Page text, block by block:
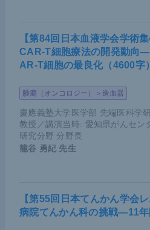
【第84回日本血液学会学術
CAR-T細胞療法の開発動向
AR-T細胞の最良化（4600字）
腫瘍（オンコロジー）＞造血器
慶應義塾大学医学部 先端医科学
教授／講演当時: 愛知県がんセン
研究分野 分野長
籠谷 勇紀 先生
【第55回日本てんかん学会
病院てんかん科の挑戦―11年